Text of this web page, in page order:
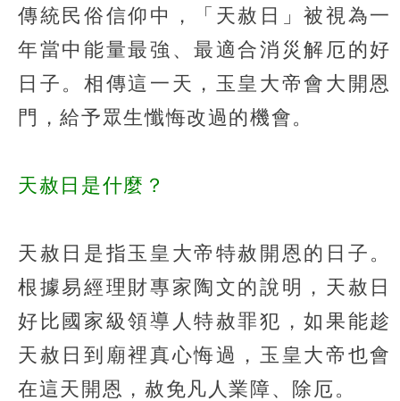
傳統民俗信仰中，「天赦日」被視為一
年當中能量最強、最適合消災解厄的好
日子。相傳這一天，玉皇大帝會大開恩
門，給予眾生懺悔改過的機會。
天赦日是什麼？
天赦日是指玉皇大帝特赦開恩的日子。
根據易經理財專家陶文的說明，天赦日
好比國家級領導人特赦罪犯，如果能趁
天赦日到廟裡真心悔過，玉皇大帝也會
在這天開恩，赦免凡人業障、除厄。